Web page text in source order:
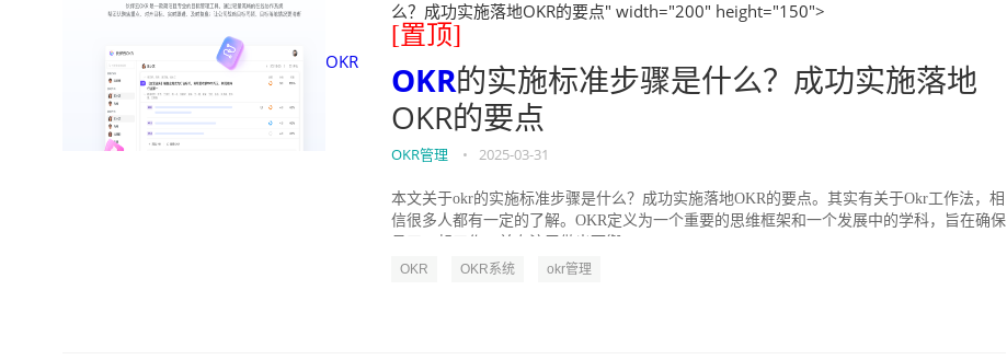
OKR
么？成功实施落地OKR的要点" width="200" height="150">
[置顶]
OKR的实施标准步骤是什么？成功实施落地
OKR的要点
OKR管理 • 2025-03-31
本文关于okr的实施标准步骤是什么？成功实施落地OKR的要点。其实有关于Okr工作法，相
信很多人都有一定的了解。OKR定义为一个重要的思维框架和一个发展中的学科，旨在确保
OKR OKR系统 okr管理